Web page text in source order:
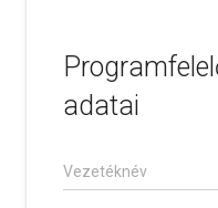
adatai
Vezetéknév